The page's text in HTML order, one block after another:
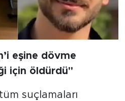
eşine dövme
için öldürdü"
suçlamaları